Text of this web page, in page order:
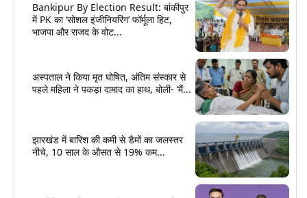
Bankipur By Election Result: बांकीपुर
में PK का ‘सोशल इंजीनियरिंग’ फॉर्मूला हिट,
भाजपा और राजद के वोट...
अस्पताल ने किया मृत घोषित, अंतिम संस्कार से
पहले महिला ने पकड़ा दामाद का हाथ, बोली- ‘मैं...
झारखंड में बारिश की कमी से डैमों का जलस्तर
नीचे, 10 साल के औसत से 19% कम...